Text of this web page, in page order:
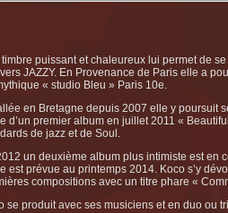
puissant et chaleureux lui permet de
JAZZY. En Provenance de Paris elle a
« studio Bleu » Paris 10e.
en Bretagne depuis 2007 elle y poursuit
d’un premier album en juillet 2011 «
de jazz et de Soul.
un deuxième album plus intimiste est en
est prévue au printemps 2014. Koco s’y
compositions avec un titre phare «
se produit avec ses musiciens et en duo ou